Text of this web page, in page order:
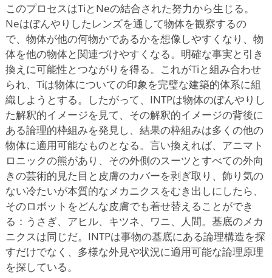
このプロセスはTiとNeの結合された努力から生じる。
Neはぼんやりしたレンズを通して物体を観察するの
で、物体が他の何物かであるかを想像しやすくなり、物
体を他の物体と関連づけやすくなる。明確な事実と引き
換えに可能性とつながりを得る。これがTiと組み合わせ
られ、Tiは物体についての印象を完璧な建築的体系に組
織しようとする。したがって、INTPは物体のぼんやりし
た解釈的イメージを見て、その解釈的イメージの背後に
ある論理的枠組みを発見し、結果の枠組みは多くの他の
物体に適用可能なものとなる。言い換えれば、アニマト
ロニックの熊があり、その外側のスーツとすべての外向
きの芸術的見た目と皮膚のカバーを剥ぎ取り、飾り気の
ない冷たいが本質的なメカニクスをむき出しにしたら、
そのロボットをどんな皮膚でも着せ替えることができ
る：うさぎ、アヒル、キツネ、ワニ、人間。基底のメカ
ニクスは同じだ。INTPは事物の基底にある論理構造を探
すだけでなく、多様な外見や状況に適用可能な論理原理
を探している。